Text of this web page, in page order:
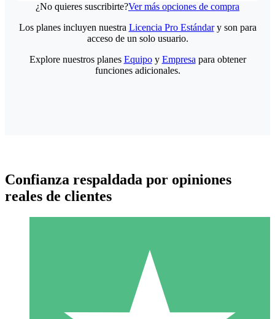
¿No quieres suscribirte?Ver más opciones de compra
Paquetes de Créditos Individuales
Paga según el uso con créditos de descarga. Sin compromiso
Los planes incluyen nuestra Licencia Pro Estándary son para
acceso de un solo usuario.
Explore nuestros planes Equipoy Empresa para obtener
funciones adicionales.
Confianza respaldada por opiniones
reales de clientes